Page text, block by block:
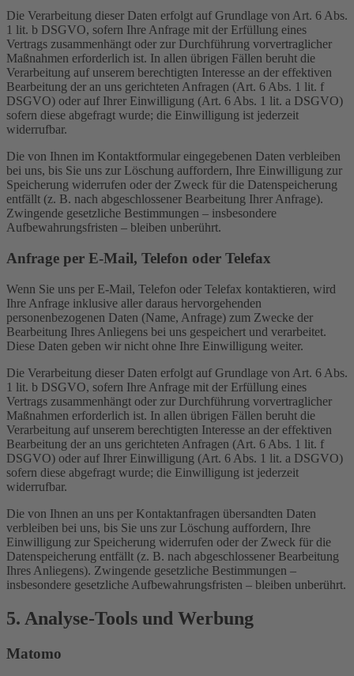
Die Verarbeitung dieser Daten erfolgt auf Grundlage von Art. 6 Abs.
1 lit. b DSGVO, sofern Ihre Anfrage mit der Erfüllung eines
Vertrags zusammenhängt oder zur Durchführung vorvertraglicher
Maßnahmen erforderlich ist. In allen übrigen Fällen beruht die
Verarbeitung auf unserem berechtigten Interesse an der effektiven
Bearbeitung der an uns gerichteten Anfragen (Art. 6 Abs. 1 lit. f
DSGVO) oder auf Ihrer Einwilligung (Art. 6 Abs. 1 lit. a DSGVO)
sofern diese abgefragt wurde; die Einwilligung ist jederzeit
widerrufbar.
Die von Ihnen im Kontaktformular eingegebenen Daten verbleiben
bei uns, bis Sie uns zur Löschung auffordern, Ihre Einwilligung zur
Speicherung widerrufen oder der Zweck für die Datenspeicherung
entfällt (z. B. nach abgeschlossener Bearbeitung Ihrer Anfrage).
Zwingende gesetzliche Bestimmungen – insbesondere
Aufbewahrungsfristen – bleiben unberührt.
Anfrage per E-Mail, Telefon oder Telefax
Wenn Sie uns per E-Mail, Telefon oder Telefax kontaktieren, wird
Ihre Anfrage inklusive aller daraus hervorgehenden
personenbezogenen Daten (Name, Anfrage) zum Zwecke der
Bearbeitung Ihres Anliegens bei uns gespeichert und verarbeitet.
Diese Daten geben wir nicht ohne Ihre Einwilligung weiter.
Die Verarbeitung dieser Daten erfolgt auf Grundlage von Art. 6 Abs.
1 lit. b DSGVO, sofern Ihre Anfrage mit der Erfüllung eines
Vertrags zusammenhängt oder zur Durchführung vorvertraglicher
Maßnahmen erforderlich ist. In allen übrigen Fällen beruht die
Verarbeitung auf unserem berechtigten Interesse an der effektiven
Bearbeitung der an uns gerichteten Anfragen (Art. 6 Abs. 1 lit. f
DSGVO) oder auf Ihrer Einwilligung (Art. 6 Abs. 1 lit. a DSGVO)
sofern diese abgefragt wurde; die Einwilligung ist jederzeit
widerrufbar.
Die von Ihnen an uns per Kontaktanfragen übersandten Daten
verbleiben bei uns, bis Sie uns zur Löschung auffordern, Ihre
Einwilligung zur Speicherung widerrufen oder der Zweck für die
Datenspeicherung entfällt (z. B. nach abgeschlossener Bearbeitung
Ihres Anliegens). Zwingende gesetzliche Bestimmungen –
insbesondere gesetzliche Aufbewahrungsfristen – bleiben unberührt.
5. Analyse-Tools und Werbung
Matomo